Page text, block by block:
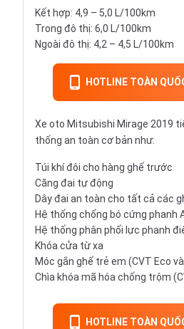
Kết hợp: 4,9 – 5,0 L/100km
Trong đô thị: 6,0 L/100km
Ngoài đô thị: 4,2 – 4,5 L/100km
HOTLINE TOÀN
Xe oto Mitsubishi Mirage 2019
thống an toàn cơ bản như:
Túi khí đôi cho hàng ghế trước
Căng đai tự động
Dây đai an toàn cho tất cả các
Hệ thống chống bó cứng phanh
Hệ thống phân phối lực phanh
Khóa cửa từ xa
Móc gắn ghế trẻ em (CVT Eco
Chìa khóa mã hóa chống trộm
HOTLINE TOÀN